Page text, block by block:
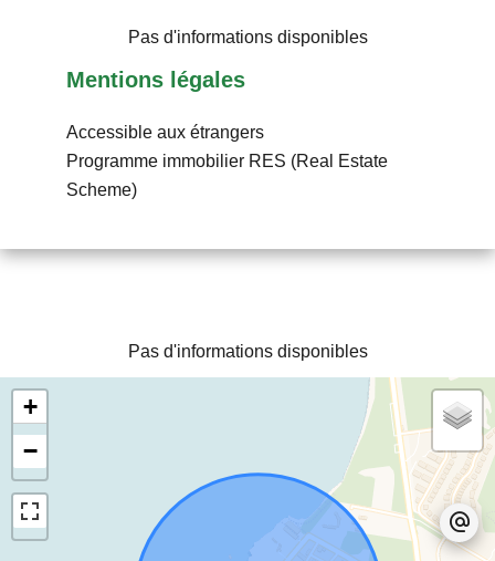
Pas d'informations disponibles
Mentions légales
Accessible aux étrangers
Programme immobilier RES (Real Estate
Scheme)
Pas d'informations disponibles
+
−